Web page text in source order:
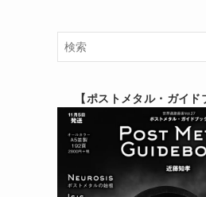
【ポストメタル・ガイ